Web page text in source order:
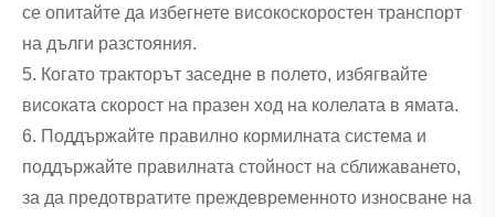
се опитайте да избегнете високоскоростен транспорт
на дълги разстояния.
5. Когато тракторът заседне в полето, избягвайте
високата скорост на празен ход на колелата в ямата.
6. Поддържайте правилно кормилната система и
поддържайте правилната стойност на сближаването,
за да предотвратите преждевременното износване на